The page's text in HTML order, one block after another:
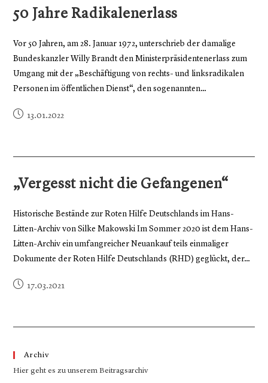
50 Jahre Radikalenerlass
Vor 50 Jahren, am 28. Januar 1972, unterschrieb der damalige
Bundeskanzler Willy Brandt den Ministerpräsidentenerlass zum
Umgang mit der „Beschäftigung von rechts- und linksradikalen
Personen im öffentlichen Dienst“, den sogenannten…
13.01.2022
„Vergesst nicht die Gefangenen“
Historische Bestände zur Roten Hilfe Deutschlands im Hans-
Litten-Archiv von Silke Makowski Im Sommer 2020 ist dem Hans-
Litten-Archiv ein umfangreicher Neuankauf teils einmaliger
Dokumente der Roten Hilfe Deutschlands (RHD) geglückt, der…
17.03.2021
Archiv
Hier geht es zu unserem Beitragsarchiv